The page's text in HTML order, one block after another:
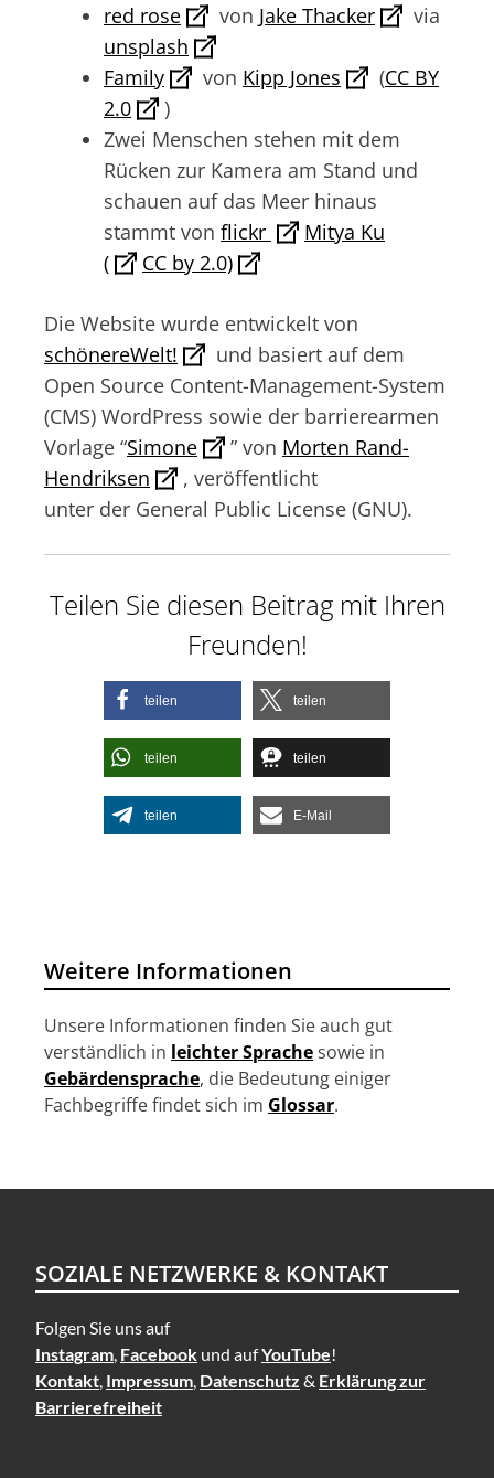
red rose
von Jake Thacker
via
unsplash
Family
von Kipp Jones (CC BY
2.0
)
Zwei Menschen stehen mit dem
Rücken zur Kamera am Stand und
schauen auf das Meer hinaus
stammt von flickr
Mitya Ku
(
CC by 2.0)
Die Website wurde entwickelt von
schönereWelt!
und basiert auf dem
Open Source Content-Management-System
(CMS) WordPress sowie der barrierearmen
Vorlage “Simone ” von Morten Rand-
Hendriksen
, veröffentlicht
unter der General Public License (GNU).
Teilen Sie diesen Beitrag mit Ihren
Freunden!
teilen teilen
teilen teilen
teilen E-Mail
Weitere Informationen
Unsere Informationen finden Sie auch gut
verständlich in leichter Sprachesowie in
Gebärdensprache, die Bedeutung einiger
Fachbegriffe findet sich im Glossar.
SOZIALE NETZWERKE & KONTAKT
Folgen Sie uns auf
Instagram Facebook und aufYouTube!
Kontakt Impressum Datenschutz & Erklärung zur
Barrierefreiheit